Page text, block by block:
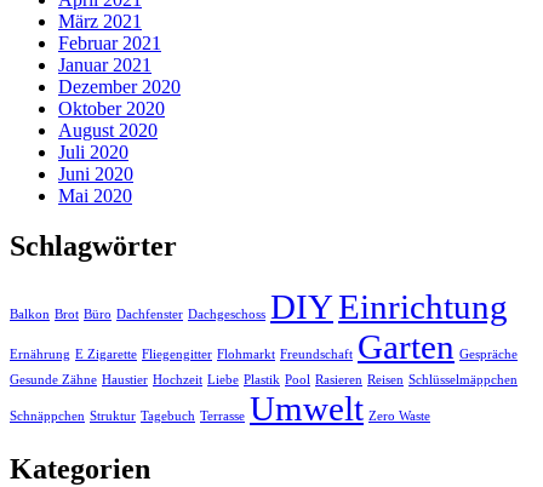
März 2021
Februar 2021
Januar 2021
Dezember 2020
Oktober 2020
August 2020
Juli 2020
Juni 2020
Mai 2020
Schlagwörter
Balkon Brot Büro Dachfenster Dachgeschoss DIYEinrichtung
Ernährung E Zigarette Fliegengitter Flohmarkt Freundschaft Garten Gespräche
Gesunde Zähne Haustier Hochzeit Liebe Plastik Pool Rasieren Reisen Schlüsselmäppchen
Schnäppchen Struktur Tagebuch Terrasse Umwelt Zero Waste
Kategorien